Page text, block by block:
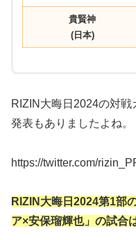
貴賢神
(日本)
RIZIN大晦日2024の対戦
発表もありましたよね。
https://twitter.com/
RIZIN大晦日2024第1部
ア×安保瑠輝也」の試合